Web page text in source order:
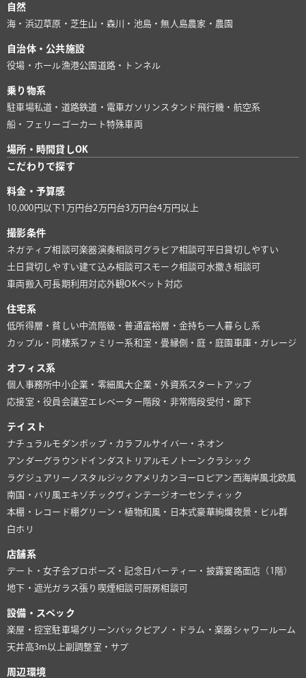
自然
海・浜辺 草原・芝生山・森川・池島・無人島農家・農園
自治体・公共施設
役場・ホール漁港公園 道路・トンネル
乗り物系
駐車場私道・道路鉄道・電車 ガソリンスタンド 飛行機・航空系
船・フェリー ゴーカート特殊車両
場所・時間貸しOK
こだわりで探す
料金・予算感
10,000円以下1万円台2万円台3万円台4万円以上
撮影条件
ネガティブ相談可楽器演奏相談可 グラビア相談可 平日貸切しやすい
土日貸切しやすい建て込み相談可 スモーク相談可 水撒き相談可
車両搬入可長期利用対応外観OKペット対応
住宅系
低所得層・貧しい中流階級・普通富裕層・金持ち 一人暮らし系
カップル・同棲系ファミリー系和室・畳縁側・庭・庭園 車庫・ガレージ
オフィス系
個人事務所中小企業・零細風大企業・外資系スタートアップ
応接室・役員会議室 エレベーター 階段・非常階段受付・廊下
テイスト
ナチュラルモダンポップ・カラフルサイバー・ネオン
アンダーグラウンド インダストリアルモノトーン クラシック
ラグジュアリー ノスタルジック アメリカン ヨーロピアン 西海岸風北欧風
南国・バリ風 エキゾチック ヴィンテージ オーセンティック
本棚・レコード棚グリーン・植物和風・日本式豪華絢爛夜景・ビル群
白ホリ
店舗系
デート・女子会プロポーズ・記念日 パーティー・披露宴路面店（1階）
地下・遮光ガラス張り 喫煙相談可 厨房相談可
設備・スペック
楽屋・控室駐車場グリーンバック ピアノ・ドラム・楽器シャワールーム
天井高3m以上副調整室・サブ
周辺環境